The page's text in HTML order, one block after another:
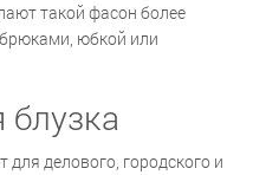
такой фасон более
юбкой или
блузка
для делового, городского и